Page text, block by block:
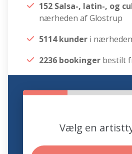
152 Salsa-, latin-, og
nærheden af Glostrup
5114 kunder i
2236 bookinger bestilt
Vælg en